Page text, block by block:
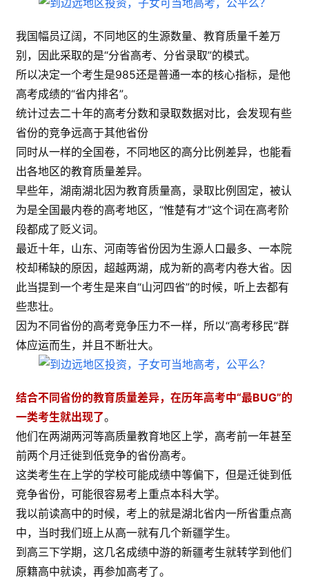
我国幅员辽阔，不同地区的生源数量、教育质量千差万
别，因此采取的是“分省高考、分省录取”的模式。
所以决定一个考生是985还是普通一本的核心指标，是他
高考成绩的“省内排名”。
统计过去二十年的高考分数和录取数据对比，会发现有些
省份的竞争远高于其他省份
同时从一样的全国卷，不同地区的高分比例差异，也能看
出各地区的教育质量差异。
早些年，湖南湖北因为教育质量高，录取比例固定，被认
为是全国最内卷的高考地区，“惟楚有才”这个词在高考阶
段都成了贬义词。
最近十年，山东、河南等省份因为生源人口最多、一本院
校却稀缺的原因，超越两湖，成为新的高考内卷大省。因
此当提到一个考生是来自“山河四省”的时候，听上去都有
些悲壮。
因为不同省份的高考竞争压力不一样，所以“高考移民”群
体应运而生，并且不断壮大。
结合不同省份的教育质量差异，在历年高考中“最BUG”的
一类考生就出现了。
他们在两湖两河等高质量教育地区上学，高考前一年甚至
前两个月迁徙到低竞争的省份高考。
这类考生在上学的学校可能成绩中等偏下，但是迁徙到低
竞争省份，可能很容易考上重点本科大学。
我以前读高中的时候，考上的就是湖北省内一所省重点高
中，当时我们班上从高一就有几个新疆学生。
到高三下学期，这几名成绩中游的新疆考生就转学到他们
原籍高中就读，再参加高考了。